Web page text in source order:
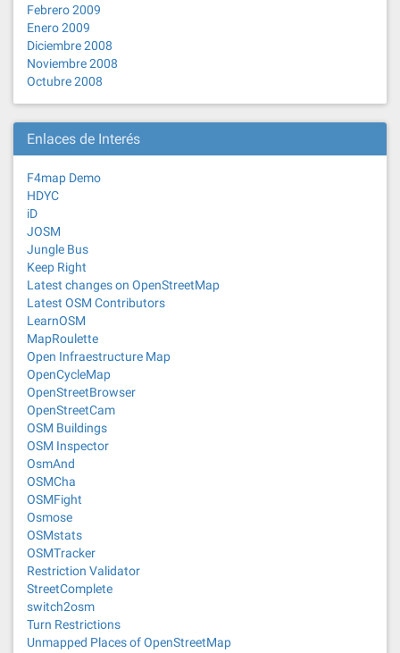
Febrero 2009
Enero 2009
Diciembre 2008
Noviembre 2008
Octubre 2008
Enlaces de Interés
F4map Demo
HDYC
iD
JOSM
Jungle Bus
Keep Right
Latest changes on OpenStreetMap
Latest OSM Contributors
LearnOSM
MapRoulette
Open Infraestructure Map
OpenCycleMap
OpenStreetBrowser
OpenStreetCam
OSM Buildings
OSM Inspector
OsmAnd
OSMCha
OSMFight
Osmose
OSMstats
OSMTracker
Restriction Validator
StreetComplete
switch2osm
Turn Restrictions
Unmapped Places of OpenStreetMap